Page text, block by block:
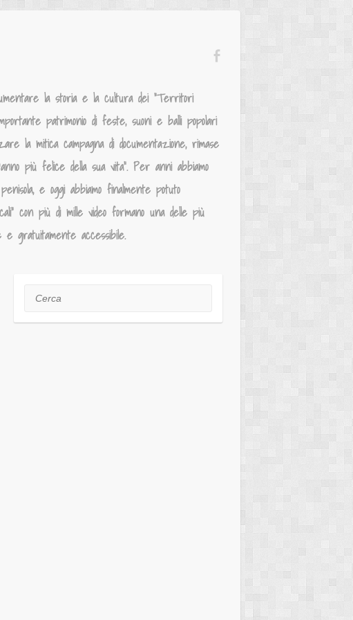
la storia e la cultura dei “Territori
patrimonio di feste, suoni e balli popolari
la mitica campagna di documentazione, rimase
più felice della sua vita”. Per anni abbiamo
e oggi abbiamo finalmente potuto
con più di mille video formano una delle più
gratuitamente accessibile.
Cerca